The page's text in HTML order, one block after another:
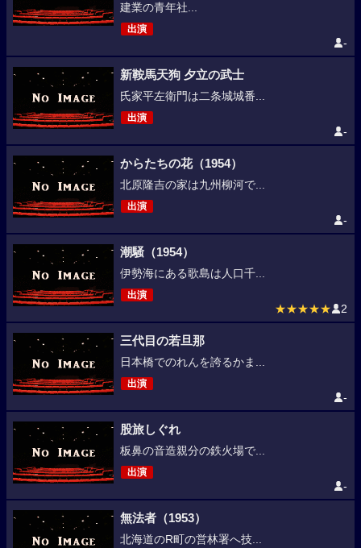
建業の青年社...
出演
-
新鞍馬天狗 夕立の武士
氏家平左衛門は二条城城番...
出演
-
からたちの花（1954）
北原隆吉の家は九州柳河で...
出演
-
潮騒（1954）
伊勢海にある歌島は人口千...
出演
★★★★★ 2
三代目の若旦那
日本橋でのれんを誇るかま...
出演
-
股旅しぐれ
板鼻の音造親分の鉄火場で...
出演
-
無法者（1953）
北海道のR町の営林署へ技...